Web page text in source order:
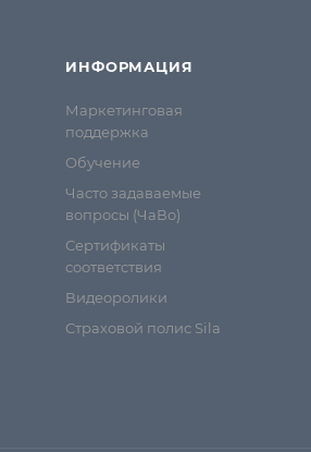
ИНФОРМАЦИЯ
Маркетинговая
поддержка
Обучение
Часто задаваемые
вопросы (ЧаВо)
Сертификаты
соответствия
Видеоролики
Страховой полис Sila